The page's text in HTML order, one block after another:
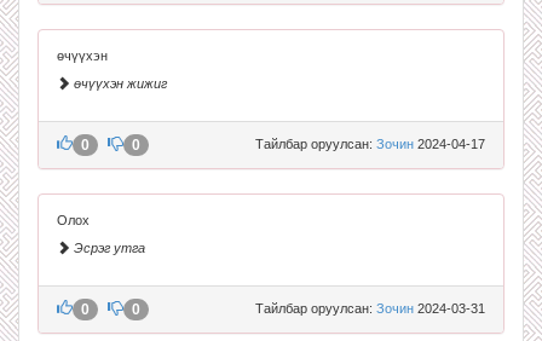
өчүүхэн
өчүүхэн жижиг
Тайлбар оруулсан: Зочин 2024-04-17
0 0
Олох
Эсрэг утга
Тайлбар оруулсан: Зочин 2024-03-31
0 0